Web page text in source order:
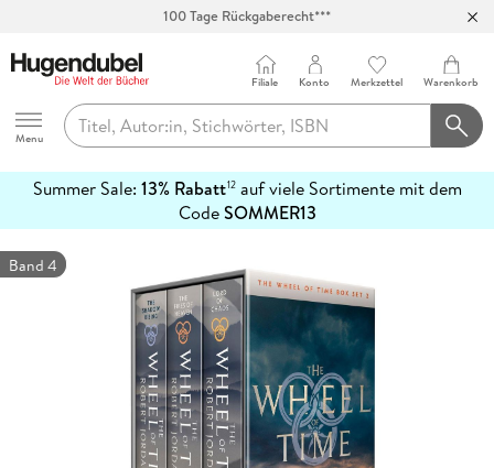
100 Tage Rückgaberecht***
Hugendubel
Menu
Filiale Konto Merkzettel Warenkorb
Summer Sale: 13% Rabatt12auf viele Sortimente mit dem
CodeSOMMER13
erfahren
Band 4